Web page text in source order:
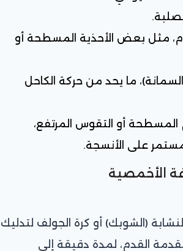
مثل بعض الأحذية المسطحة أو
ما يحد من حركة الكاحل
أو التقوس المرتفع،
على الأنسجة.
الأخمصية
(الشوبك) أو كرة الجولف لتدليك
القدم، لمدة دقيقة إلى